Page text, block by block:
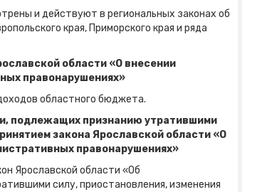
и действуют в региональных законах об
края, Приморского края и ряда
области «О внесении
правонарушениях»
областного бюджета.
подлежащих признанию утратившими
закона Ярославской области «О
правонарушениях»
Ярославской области «Об
силу, приостановления, изменения